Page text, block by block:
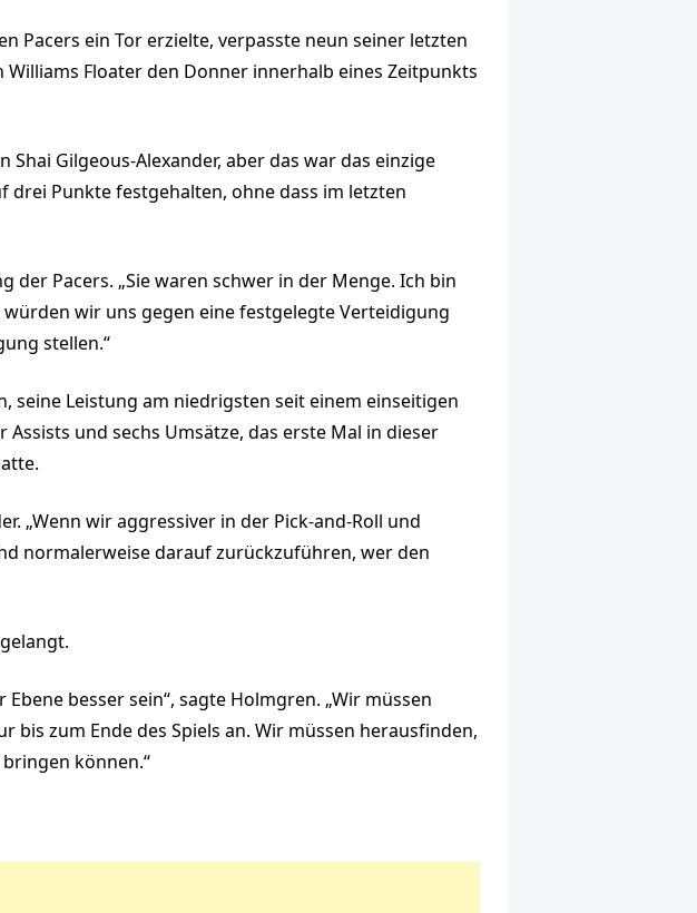
Pacers ein Tor erzielte, verpasste neun seiner letzten
Williams Floater den Donner innerhalb eines Zeitpunkts
Gilgeous-Alexander, aber das war das einzige
drei Punkte festgehalten, ohne dass im letzten
der Pacers. „Sie waren schwer in der Menge. Ich bin
wir uns gegen eine festgelegte Verteidigung
stellen.“
seine Leistung am niedrigsten seit einem einseitigen
und sechs Umsätze, das erste Mal in dieser
„Wenn wir aggressiver in der Pick-and-Roll und
normalerweise darauf zurückzuführen, wer den
besser sein“, sagte Holmgren. „Wir müssen
bis zum Ende des Spiels an. Wir müssen herausfinden,
können.“